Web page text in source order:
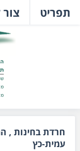
תפריט
חרדת בחינות ,
עמית-כץ